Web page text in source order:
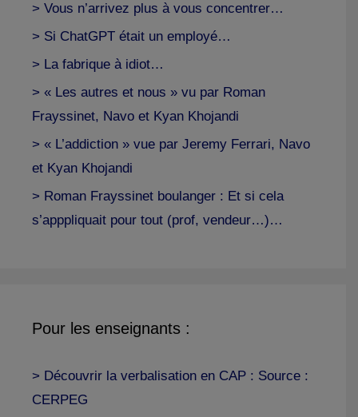
> Vous n’arrivez plus à vous concentrer…
> Si ChatGPT était un employé…
> La fabrique à idiot…
> « Les autres et nous » vu par Roman
Frayssinet, Navo et Kyan Khojandi
> « L’addiction » vue par Jeremy Ferrari, Navo
et Kyan Khojandi
> Roman Frayssinet boulanger : Et si cela
s’apppliquait pour tout (prof, vendeur…)…
Pour les enseignants :
> Découvrir la verbalisation en CAP : Source :
CERPEG